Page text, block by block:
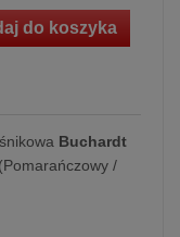
do koszyka
Buchardt
(Pomarańczowy /